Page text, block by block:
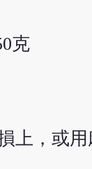
克
上，或用